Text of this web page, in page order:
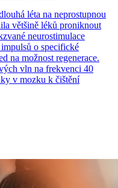
léta na neprostupnou
většině léků proniknout
neurostimulace
o specifické
na možnost regenerace.
vln na frekvenci 40
v mozku k čištění